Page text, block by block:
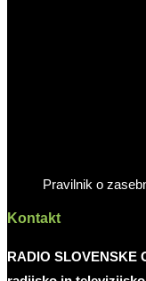
Pravilnik o
Kontakt
RADIO SLOVENSKE